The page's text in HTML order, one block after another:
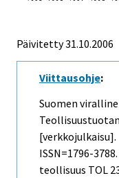
Päivitetty31.10.2006
Viittausohje:
Suomen
[verkkojulkaisu].
ISSN=1796-3788.
teollisuus TOL